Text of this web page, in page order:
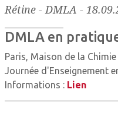
Rétine - DMLA -
DMLA en
Paris, Maison de la Chimie
Journée d'Enseignement
Informations : Lien